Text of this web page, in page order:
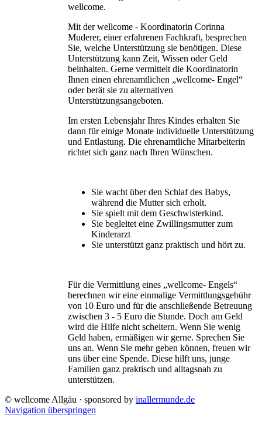
wellcome.
Mit der wellcome - Koordinatorin Corinna
Muderer, einer erfahrenen Fachkraft, besprechen
Sie, welche Unterstützung sie benötigen. Diese
Unterstützung kann Zeit, Wissen oder Geld
beinhalten. Gerne vermittelt die Koordinatorin
Ihnen einen ehrenamtlichen „wellcome- Engel“
oder berät sie zu alternativen
Unterstützungsangeboten.
Im ersten Lebensjahr Ihres Kindes erhalten Sie
dann für einige Monate individuelle Unterstützung
und Entlastung. Die ehrenamtliche Mitarbeiterin
richtet sich ganz nach Ihren Wünschen.
Sie wacht über den Schlaf des Babys,
während die Mutter sich erholt.
Sie spielt mit dem Geschwisterkind.
Sie begleitet eine Zwillingsmutter zum
Kinderarzt
Sie unterstützt ganz praktisch und hört zu.
Für die Vermittlung eines „wellcome- Engels“
berechnen wir eine einmalige Vermittlungsgebühr
von 10 Euro und für die anschließende Betreuung
zwischen 3 - 5 Euro die Stunde. Doch am Geld
wird die Hilfe nicht scheitern. Wenn Sie wenig
Geld haben, ermäßigen wir gerne. Sprechen Sie
uns an. Wenn Sie mehr geben können, freuen wir
uns über eine Spende. Diese hilft uns, junge
Familien ganz praktisch und alltagsnah zu
unterstützen.
© wellcome Allgäu · sponsored by inallermunde.de
Navigation überspringen